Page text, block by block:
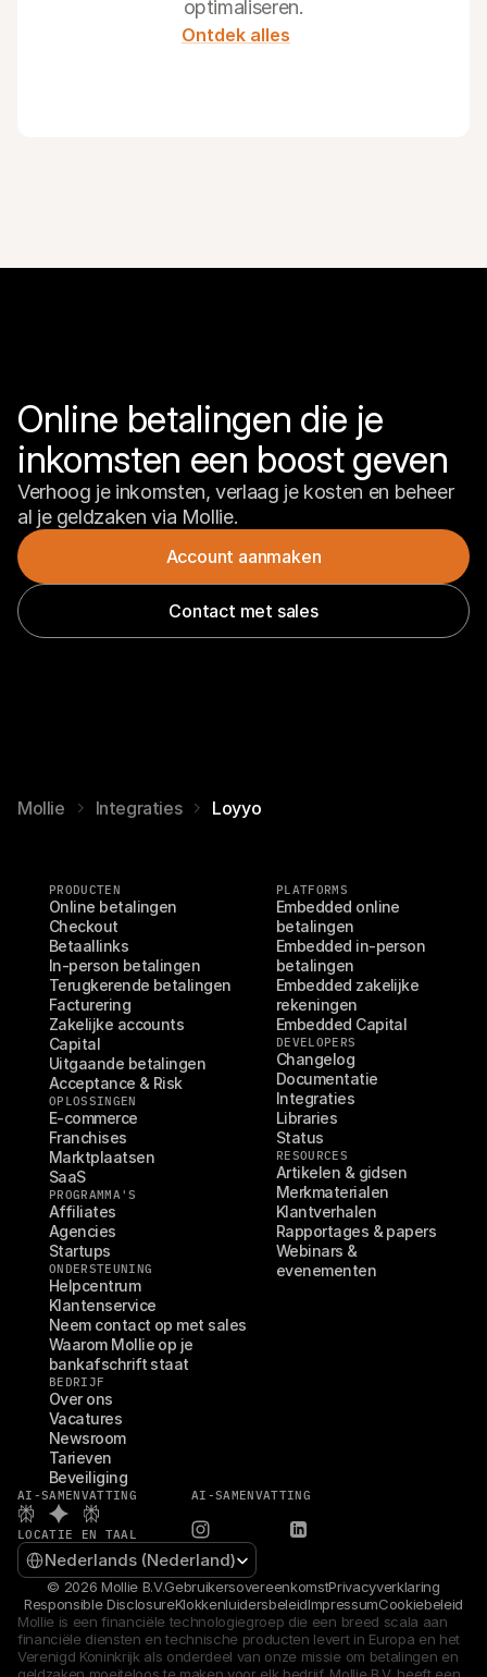
optimaliseren.
Ontdek alles
Online betalingen die je
inkomsten een boost geven
Verhoog je inkomsten, verlaag je kosten en beheer
al je geldzaken via Mollie.
Account aanmaken
Contact met sales
Mollie Integraties Loyyo
PRODUCTEN
Online betalingen
Checkout
Betaallinks
In-person betalingen
Terugkerende betalingen
Facturering
Zakelijke accounts
Capital
Uitgaande betalingen
Acceptance & Risk
OPLOSSINGEN
E-commerce
Franchises
Marktplaatsen
SaaS
PROGRAMMA'S
Affiliates
Agencies
Startups
ONDERSTEUNING
Helpcentrum
Klantenservice
Neem contact op met sales
Waarom Mollie op je
bankafschrift staat
BEDRIJF
Over ons
Vacatures
Newsroom
Tarieven
Beveiliging
PLATFORMS
Embedded online
betalingen
Embedded in-person
betalingen
Embedded zakelijke
rekeningen
Embedded Capital
DEVELOPERS
Changelog
Documentatie
Integraties
Libraries
Status
RESOURCES
Artikelen & gidsen
Merkmaterialen
Klantverhalen
Rapportages & papers
Webinars &
evenementen
AI-SAMENVATTING AI-SAMENVATTING
LOCATIE EN TAAL
Select Language
Nederlands (Nederland)
© 2026 Mollie B.V.GebruikersovereenkomstPrivacyverklaring
Responsible DisclosureKlokkenluidersbeleidImpressumCookiebeleid
Mollie is een financiële technologiegroep die een breed scala aan
financiële diensten en technische producten levert in Europa en het
Verenigd Koninkrijk als onderdeel van onze missie om betalingen en